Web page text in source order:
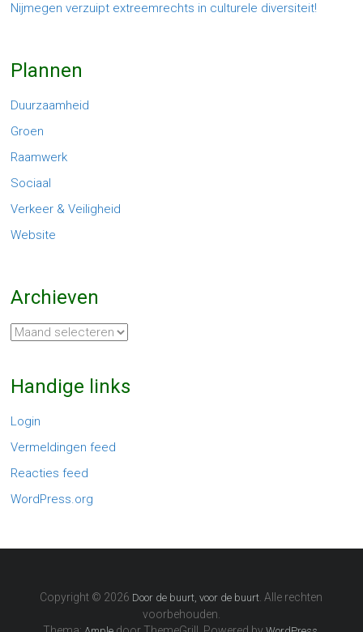
Nijmegen verzuipt extreemrechts in culturele diversiteit!
Plannen
Duurzaamheid
Groen
Raamwerk
Sociaal
Verkeer & Veiligheid
Website
Archieven
Archieven
Handige links
Login
Vermeldingen feed
Reacties feed
WordPress.org
Copyright © 2026 Door de buurt, voor de buurt . Alle rechten
voorbehouden.